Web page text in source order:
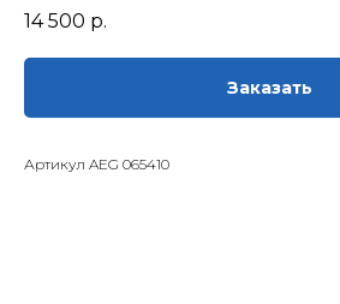
14 500 р.
Заказать
Артикул AEG 065410